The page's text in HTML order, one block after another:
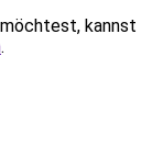
kannst
.